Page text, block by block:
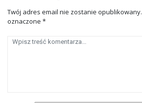
Twój adres email nie zostanie opublikowany.
oznaczone *